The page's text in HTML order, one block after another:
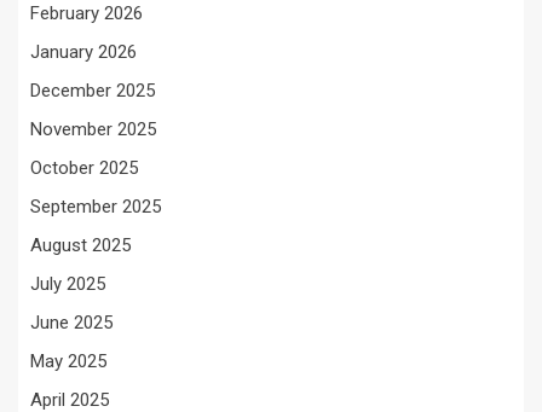
February 2026
January 2026
December 2025
November 2025
October 2025
September 2025
August 2025
July 2025
June 2025
May 2025
April 2025